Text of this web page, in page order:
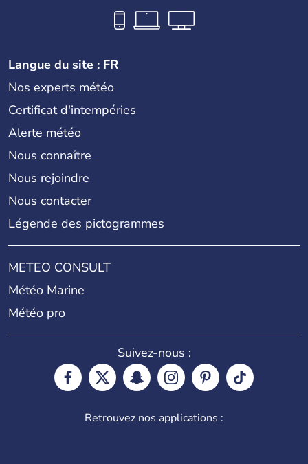
Langue du site : FR
Nos experts météo
Certificat d'intempéries
Alerte météo
Nous connaître
Nous rejoindre
Nous contacter
Légende des pictogrammes
METEO CONSULT
Météo Marine
Météo pro
Suivez-nous :
Retrouvez nos applications :